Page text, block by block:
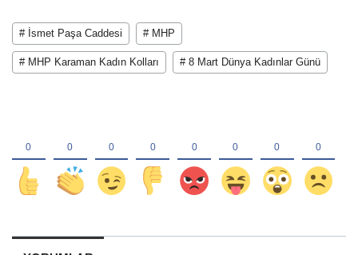
# İsmet Paşa Caddesi # MHP
# MHP Karaman Kadın Kolları # 8 Mart Dünya Kadınlar Günü